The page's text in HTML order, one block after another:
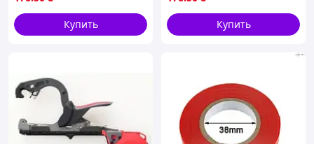
гибкая
Купить Купить